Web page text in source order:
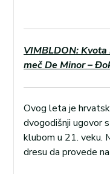
VIMBLDON:
meč De Minor –
Ovog leta je
dvogodišnji ugovor
klubom u 21. veku.
dresu da provede